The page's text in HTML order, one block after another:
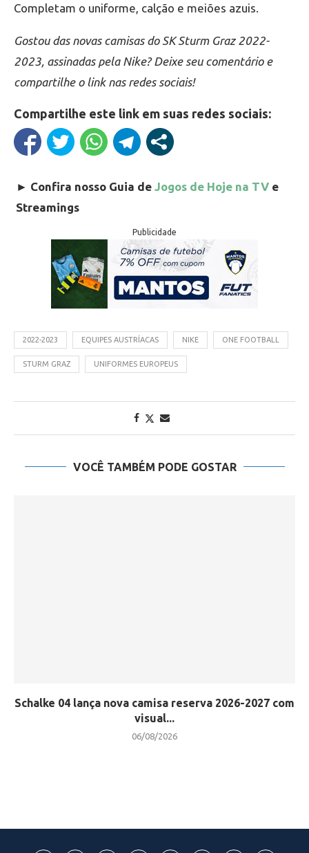
Completam o uniforme, calção e meiões azuis.
Gostou das novas camisas do SK Sturm Graz 2022-
2023, assinadas pela Nike? Deixe seu comentário e
compartilhe o link nas redes sociais!
Compartilhe este link em suas redes sociais:
► Confira nosso Guia de Jogos de Hoje na TV e
Streamings
Publicidade
2022-2023 EQUIPES AUSTRÍACAS NIKE ONE FOOTBALL
STURM GRAZ UNIFORMES EUROPEUS
VOCÊ TAMBÉM PODE GOSTAR
Schalke 04 lança nova camisa reserva 2026-2027 com
visual...
06/08/2026